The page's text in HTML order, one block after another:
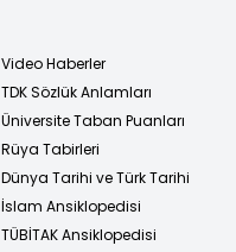
Video Haberler
TDK Sözlük Anlamları
Üniversite Taban Puanları
Rüya Tabirleri
Dünya Tarihi ve Türk Tarihi
İslam Ansiklopedisi
TÜBİTAK Ansiklopedisi